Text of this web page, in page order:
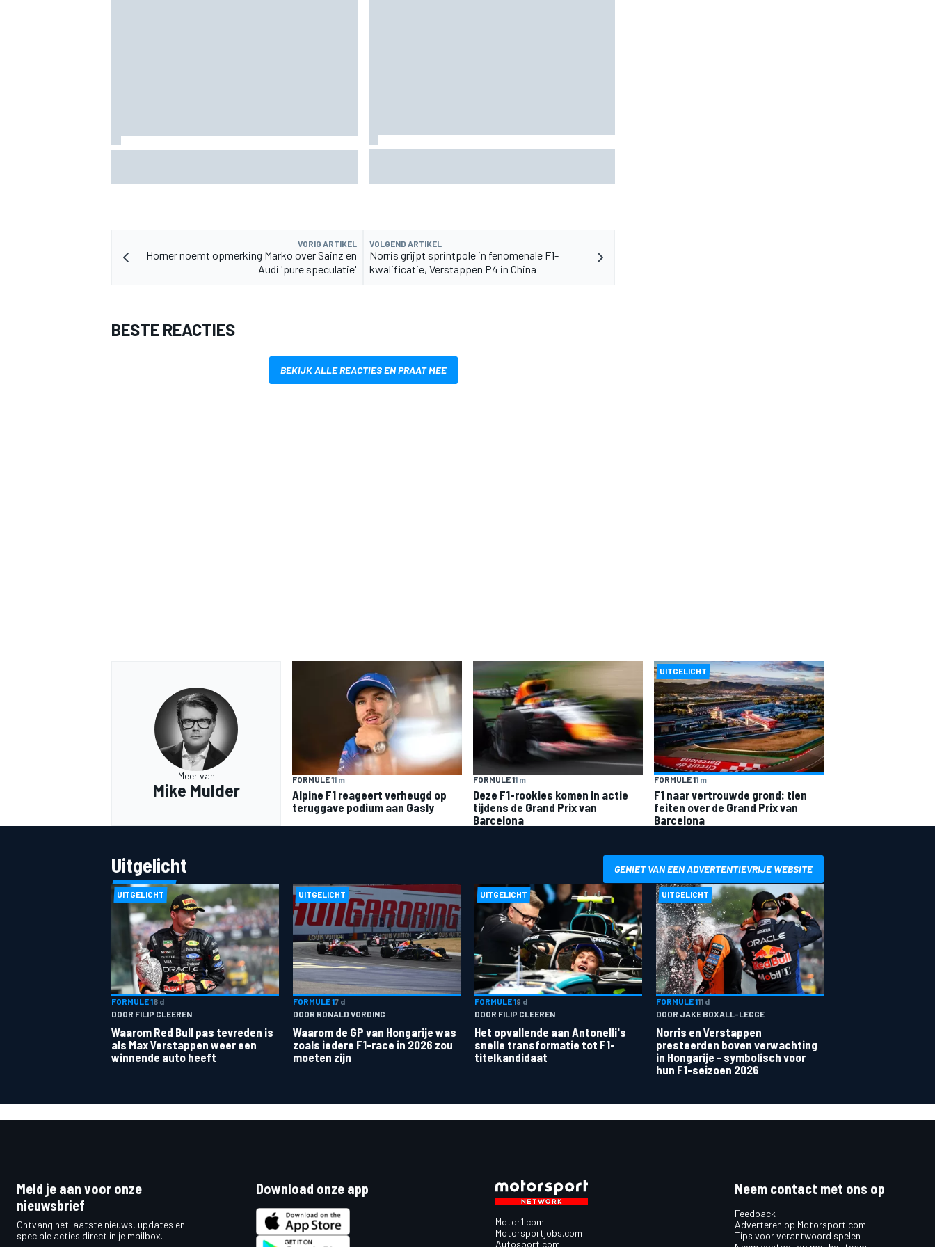
MEER RACEKLASSEN
kwalificatie
VORIG ARTIKEL
Horner noemt opmerking Marko over Sainz en
Audi 'pure speculatie'
VOLGEND ARTIKEL
Norris grijpt sprintpole in fenomenale F1-
kwalificatie, Verstappen P4 in China
BESTE REACTIES
BEKIJK ALLE REACTIES EN PRAAT MEE
Meer van
Mike Mulder
FORMULE 11 m
Alpine F1 reageert verheugd op
teruggave podium aan Gasly
FORMULE 11 m
Deze F1-rookies komen in actie
tijdens de Grand Prix van
Barcelona
UITGELICHT
FORMULE 11 m
F1 naar vertrouwde grond: tien
feiten over de Grand Prix van
Barcelona
Uitgelicht GENIET VAN EEN ADVERTENTIEVRIJE WEBSITE
UITGELICHT
FORMULE 16 d
DOOR FILIP CLEEREN
Waarom Red Bull pas tevreden is
als Max Verstappen weer een
winnende auto heeft
UITGELICHT
FORMULE 17 d
DOOR RONALD VORDING
Waarom de GP van Hongarije was
zoals iedere F1-race in 2026 zou
moeten zijn
UITGELICHT
FORMULE 19 d
DOOR FILIP CLEEREN
Het opvallende aan Antonelli's
snelle transformatie tot F1-
titelkandidaat
UITGELICHT
FORMULE 111 d
DOOR JAKE BOXALL-LEGGE
Norris en Verstappen
presteerden boven verwachting
in Hongarije - symbolisch voor
hun F1-seizoen 2026
Meld je aan voor onze
nieuwsbrief
Ontvang het laatste nieuws, updates en
speciale acties direct in je mailbox.
Download onze app
Motor1.com
Motorsportjobs.com
Autosport.com
Neem contact met ons op
Feedback
Adverteren op Motorsport.com
Tips voor verantwoord spelen